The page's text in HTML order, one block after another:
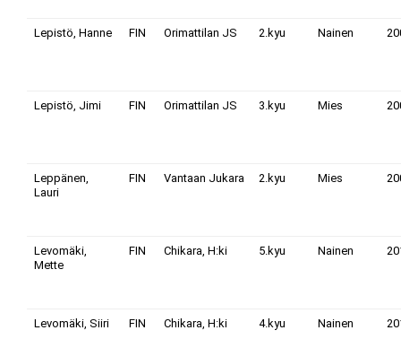
Lepistö, Hanne FIN Orimattilan JS 2.kyu Nainen
Lepistö, Jimi FIN Orimattilan JS 3.kyu Mies
Leppänen,
Lauri
FIN Vantaan Jukara 2.kyu Mies
Levomäki,
Mette
FIN Chikara, H:ki 5.kyu Nainen
Levomäki, Siiri FIN Chikara, H:ki 4.kyu Nainen